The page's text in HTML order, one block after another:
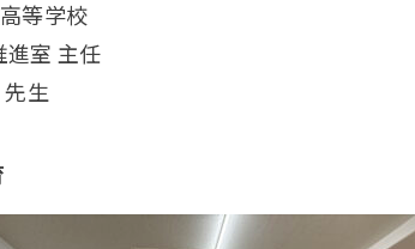
等学校
進室 主任
生